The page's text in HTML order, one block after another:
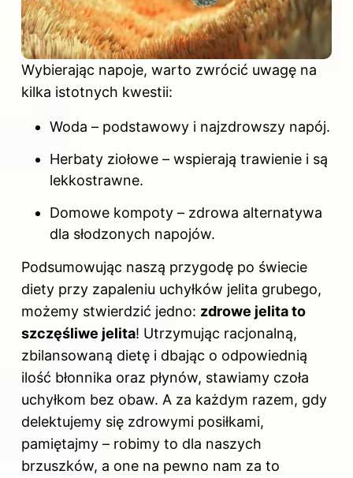
Wybierając napoje, warto zwrócić uwagę na
kilka istotnych kwestii:
Woda – podstawowy i najzdrowszy napój.
Herbaty ziołowe – wspierają trawienie i są
lekkostrawne.
Domowe kompoty – zdrowa alternatywa
dla słodzonych napojów.
Podsumowując naszą przygodę po świecie
diety przy zapaleniu uchyłków jelita grubego,
możemy stwierdzić jedno: zdrowe jelita to
szczęśliwe jelita! Utrzymując racjonalną,
zbilansowaną dietę i dbając o odpowiednią
ilość błonnika oraz płynów, stawiamy czoła
uchyłkom bez obaw. A za każdym razem, gdy
delektujemy się zdrowymi posiłkami,
pamiętajmy – robimy to dla naszych
brzuszków, a one na pewno nam za to